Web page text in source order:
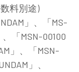
料別途)
」、「MS-
「MSN-00100
」、「MSN-
」、